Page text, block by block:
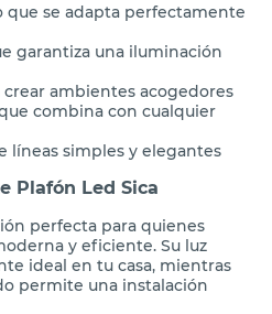
que se adapta perfectamente
garantiza una iluminación
crear ambientes acogedores
combina con cualquier
líneas simples y elegantes
Plafón Led Sica
perfecta para quienes
y eficiente. Su luz
ideal en tu casa, mientras
permite una instalación